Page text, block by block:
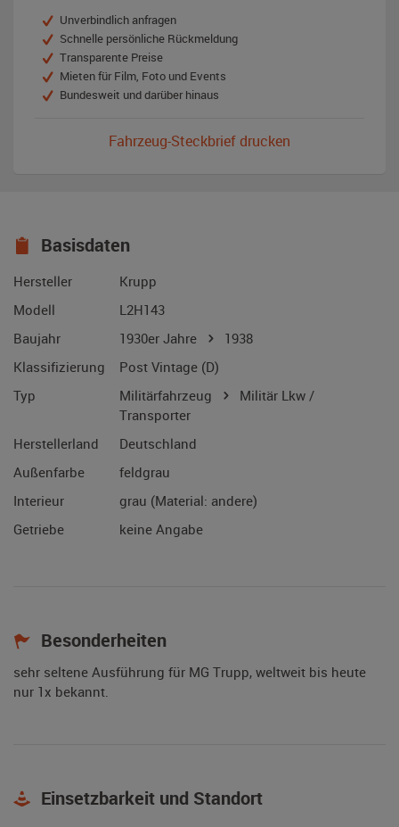
Unverbindlich anfragen
Schnelle persönliche Rückmeldung
Transparente Preise
Mieten für Film, Foto und Events
Bundesweit und darüber hinaus
Fahrzeug-Steckbrief drucken
Basisdaten
Hersteller
Krupp
Modell
L2H143
Baujahr
1930er Jahre
1938
Klassifizierung
Post Vintage (D)
Typ
Militärfahrzeug
Militär Lkw /
Transporter
Herstellerland
Deutschland
Außenfarbe
feldgrau
Interieur
grau (Material: andere)
Getriebe
keine Angabe
Besonderheiten
sehr seltene Ausführung für MG Trupp, weltweit bis heute
nur 1x bekannt.
Einsetzbarkeit und Standort